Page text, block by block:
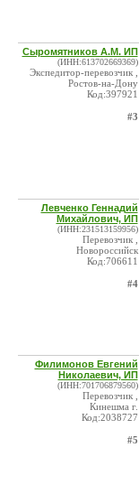
Сыромятников А.М. ИП
(ИНН:613702669369)
Экспедитор-перевозчик ,
Ростов-на-Дону
Код:397921
#3
Левченко Геннадий
Михайлович, ИП
(ИНН:231513159956)
Перевозчик ,
Новороссийск
Код:706611
#4
Филимонов Евгений
Николаевич, ИП
(ИНН:701706879560)
Перевозчик ,
Кинешма г.
Код:2038727
#5